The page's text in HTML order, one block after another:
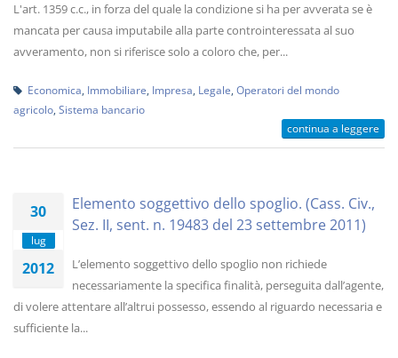
L'art. 1359 c.c., in forza del quale la condizione si ha per avverata se è
mancata per causa imputabile alla parte controinteressata al suo
avveramento, non si riferisce solo a coloro che, per...
Economica Immobiliare Impresa Legale Operatori del mondo
agricolo Sistema bancario
continua a leggere
30
lug
2012
Elemento soggettivo dello spoglio. (Cass. Civ.,
Sez. II, sent. n. 19483 del 23 settembre 2011)
L’elemento soggettivo dello spoglio non richiede
necessariamente la specifica finalità, perseguita dall’agente,
di volere attentare all’altrui possesso, essendo al riguardo necessaria e
sufficiente la...